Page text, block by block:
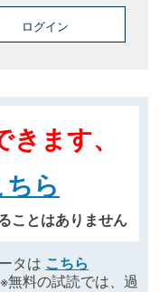
ログイン
ます、
ちら
ことはありません
タは こちら
※無料の試読では、過